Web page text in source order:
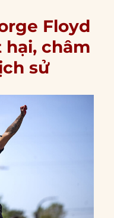
Floyd
châm
sử